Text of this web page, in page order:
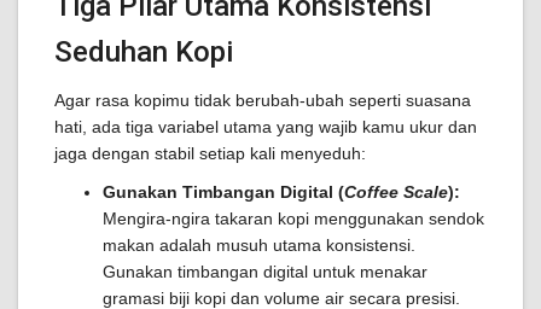
Seduhan Kopi
Agar rasa kopimu tidak berubah-ubah seperti suasana
hati, ada tiga variabel utama yang wajib kamu ukur dan
jaga dengan stabil setiap kali menyeduh:
Gunakan Timbangan Digital (Coffee Scale):
Mengira-ngira takaran kopi menggunakan sendok
makan adalah musuh utama konsistensi.
Gunakan timbangan digital untuk menakar
gramasi biji kopi dan volume air secara presisi.